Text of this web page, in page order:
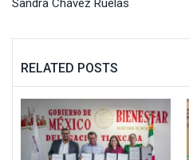
Sandra Chávez Ruelas
RELATED POSTS